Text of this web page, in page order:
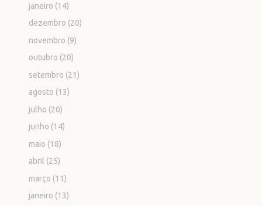
janeiro (14)
dezembro (20)
novembro (9)
outubro (20)
setembro (21)
agosto (13)
julho (20)
junho (14)
maio (18)
abril (25)
março (11)
janeiro (13)